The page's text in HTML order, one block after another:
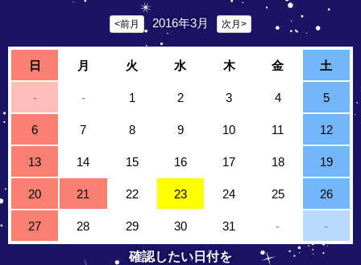
<前月 2016年3月 次月>
日 月 火 水 木 金 土
- - 1 2 3 4 5
6 7 8 9 10 11 12
13 14 15 16 17 18 19
20 21 22 23 24 25 26
27 28 29 30 31 - -
確認したい日付を